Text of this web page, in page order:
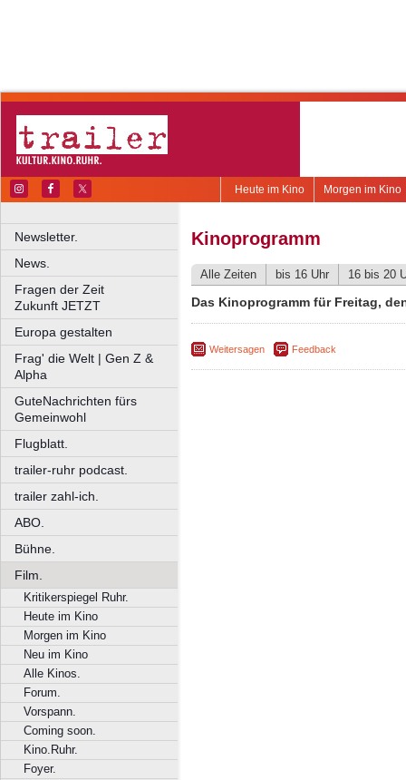
Morgen im Kino
Heute im Kino
Newsletter.
News.
Fragen der Zeit
Zukunft JETZT
Europa gestalten
Frag' die Welt | Gen Z &
Alpha
GuteNachrichten fürs
Gemeinwohl
Flugblatt.
trailer-ruhr podcast.
trailer zahl-ich.
ABO.
Bühne.
Film.
Kritikerspiegel Ruhr.
Heute im Kino
Morgen im Kino
Neu im Kino
Alle Kinos.
Forum.
Vorspann.
Coming soon.
Kino.Ruhr.
Foyer.
Kinoprogramm
Alle Zeiten bis 16 Uhr 16 bis 20
Das Kinoprogramm für Freitag,
Weitersagen Feedback